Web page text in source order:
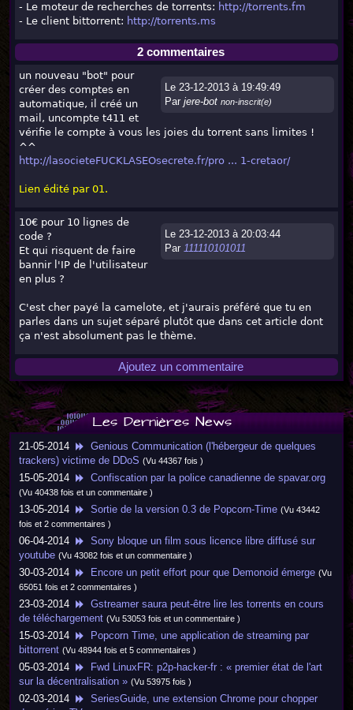
- Le moteur de recherches de torrents: http://torrents.fm
- Le client bittorrent: http://torrents.ms
2 commentaires
Le 23-12-2013 à 19:49:49
Par jere-bot non-inscrit(e)
un nouveau "bot" pour
créer des comptes en
automatique, il créé un
mail, uncompte t411 et
vérifie le compte à vous les joies du torrent sans limites !
^^
http://lasocieteFUCKLASEOsecrete.fr/pro ... 1-cretaor/
Lien édité par 01.
Le 23-12-2013 à 20:03:44
Par 111110101011
10€ pour 10 lignes de
code ?
Et qui risquent de faire
bannir l'IP de l'utilisateur
en plus ?
C'est cher payé la camelote, et j'aurais préféré que tu en
parles dans un sujet séparé plutôt que dans cet article dont
ça n'est absolument pas le thème.
Ajoutez un commentaire
Les Dernières News
21-05-2014
Genious Communication (l'hébergeur de quelques
trackers) victime de DDoS (Vu 44367 fois )
15-05-2014 Confiscation par la police canadienne de spavar.org
(Vu 40438 fois et un commentaire )
13-05-2014 Sortie de la version 0.3 de Popcorn-Time (Vu 43442
fois et 2 commentaires )
06-04-2014
Sony bloque un film sous licence libre diffusé sur
youtube (Vu 43082 fois et un commentaire )
30-03-2014 Encore un petit effort pour que Demonoid émerge (Vu
65051 fois et 2 commentaires )
23-03-2014
Gstreamer saura peut-être lire les torrents en cours
de téléchargement (Vu 53053 fois et un commentaire )
15-03-2014
Popcorn Time, une application de streaming par
bittorrent (Vu 48944 fois et 5 commentaires )
05-03-2014
Fwd LinuxFR: p2p-hacker-fr : « premier état de l'art
sur la décentralisation » (Vu 53975 fois )
02-03-2014
SeriesGuide, une extension Chrome pour chopper